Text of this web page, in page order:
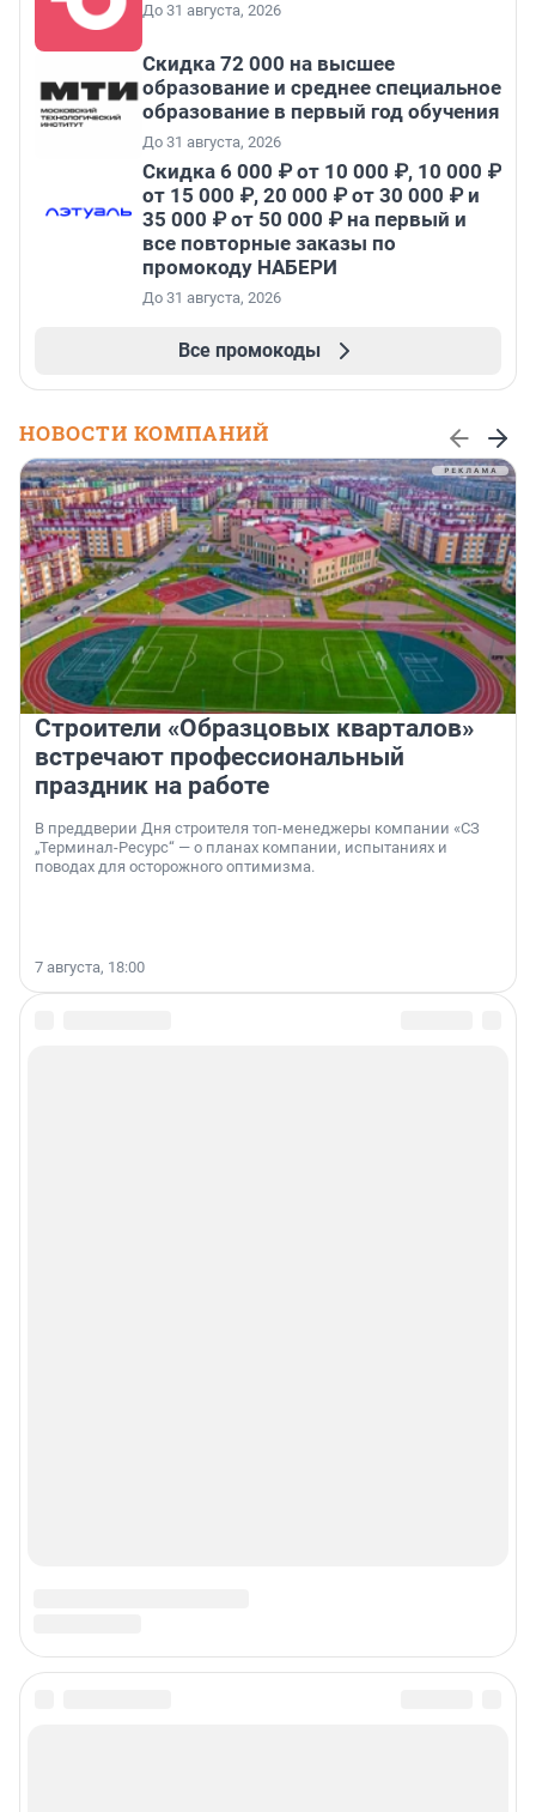
До 31 августа, 2026
Скидка 72 000 на высшее
образование и среднее специальное
образование в первый год обучения
До 31 августа, 2026
Скидка 6 000 ₽ от 10 000 ₽, 10 000 ₽
от 15 000 ₽, 20 000 ₽ от 30 000 ₽ и
35 000 ₽ от 50 000 ₽ на первый и
все повторные заказы по
промокоду НАБЕРИ
До 31 августа, 2026
Все промокоды
НОВОСТИ КОМПАНИЙ
Строители «Образцовых кварталов»
встречают профессиональный
праздник на работе
В преддверии Дня строителя топ-менеджеры компании «СЗ
„Терминал-Ресурс“ — о планах компании, испытаниях и
поводах для осторожного оптимизма.
7 августа, 18:00